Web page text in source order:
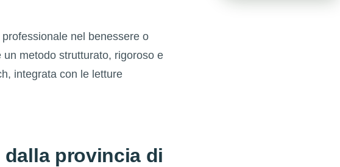
nel benessere o
metodo strutturato, rigoroso e
integrata con le letture
provincia di